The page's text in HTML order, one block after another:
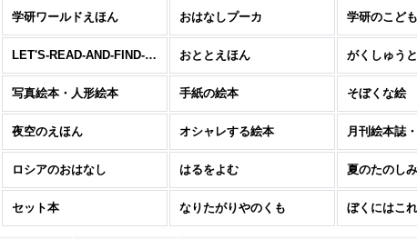
学研ワールドえほん おはなしプーカ 学研のこど
LET'S-READ-AND-FIND-OUT SCIENCE BOOK おととえほん
写真絵本・人形絵本 手紙の絵本 そぼくな絵
夜空のえほん オシャレする絵本 月刊絵本誌
ロシアのおはなし はるをよむ 夏のたのしみ
セット本 なりたがりやのくも